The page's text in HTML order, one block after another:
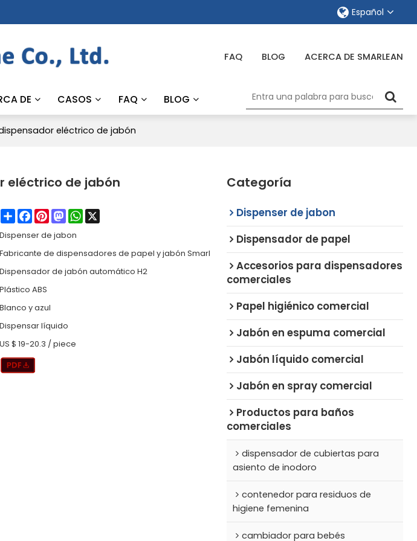
Español
FAQ BLOG ACERCA DE SMARLEAN
DE CASOS FAQ BLOG
eléctrico de jabón
eléctrico de jabón
ShareFacebook
PinterestMastodonWhatsApp
Dispenser de jabon
Fabricante de dispensadores de papel y jabón Smarl
Dispensador de jabón automático H2
Plástico ABS
Blanco y azul
Dispensar líquido
US $ 19-20.3 /piece
Categoría
Dispenser de jabon
Dispensador de papel
Accesorios para dispensadores
comerciales
Papel higiénico comercial
Jabón en espuma comercial
Jabón líquido comercial
Jabón en spray comercial
Productos para baños
comerciales
dispensador de cubiertas para
asiento de inodoro
contenedor para residuos de
higiene femenina
cambiador para bebés